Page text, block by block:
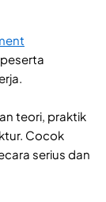
teori, praktik
Cocok
serius dan